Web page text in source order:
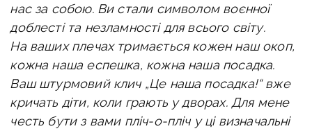
нас за собою. Ви стали символом воєнної
доблесті та незламності для всього світу.
На ваших плечах тримається кожен наш окоп,
кожна наша еспешка, кожна наша посадка.
Ваш штурмовий клич „Це наша посадка!“ вже
кричать діти, коли грають у дворах. Для мене
честь бути з вами пліч-о-пліч у ці визначальні